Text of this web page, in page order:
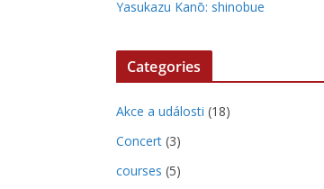
Yasukazu Kanō: shinobue
Categories
Akce a události (18)
Concert (3)
courses (5)